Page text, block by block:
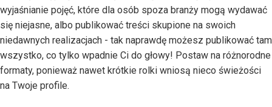
wyjaśnianie pojęć, które dla osób spoza branży mogą wydawać
się niejasne, albo publikować treści skupione na swoich
niedawnych realizacjach - tak naprawdę możesz publikować tam
wszystko, co tylko wpadnie Ci do głowy! Postaw na różnorodne
formaty, ponieważ nawet krótkie rolki wniosą nieco świeżości
na Twoje profile.